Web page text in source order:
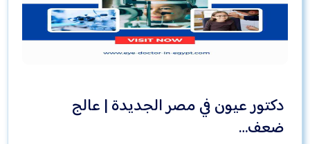
دكتور عيون في مصر الجديدة | عالج
ضعف…